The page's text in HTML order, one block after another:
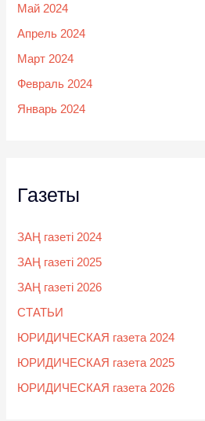
Май 2024
Апрель 2024
Март 2024
Февраль 2024
Январь 2024
Газеты
ЗАҢ газеті 2024
ЗАҢ газеті 2025
ЗАҢ газеті 2026
СТАТЬИ
ЮРИДИЧЕСКАЯ газета 2024
ЮРИДИЧЕСКАЯ газета 2025
ЮРИДИЧЕСКАЯ газета 2026